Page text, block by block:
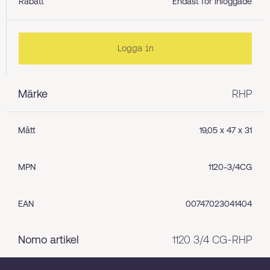
Märke RHP
Mått 19,05 x 47 x 31
MPN 1120-3/4CG
EAN 00747023041404
Nomo artikel 1120 3/4 CG-RHP
Logga in